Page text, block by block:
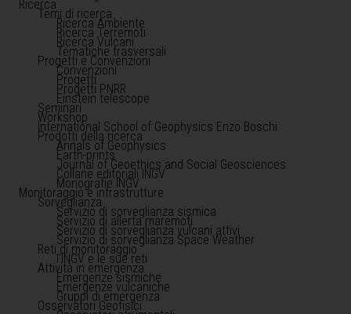
Ricerca
Temi di ricerca
Ricerca Ambiente
Ricerca Terremoti
Ricerca Vulcani
Tematiche trasversali
Progetti e Convenzioni
Convenzioni
Progetti
Progetti PNRR
Einstein telescope
Seminari
Workshop
International School of Geophysics Enzo Boschi
Prodotti della ricerca
Annals of Geophysics
Earth-prints
Journal of Geoethics and Social Geosciences
Collane editoriali INGV
Monografie INGV
Monitoraggio e infrastrutture
Sorveglianza
Servizio di sorveglianza sismica
Servizio di allerta maremoti
Servizio di sorveglianza vulcani attivi
Servizio di sorveglianza Space Weather
Reti di monitoraggio
l'INGV e le sue reti
Attività in emergenza
Emergenze sismiche
Emergenze vulcaniche
Gruppi di emergenza
Osservatori Geofisici